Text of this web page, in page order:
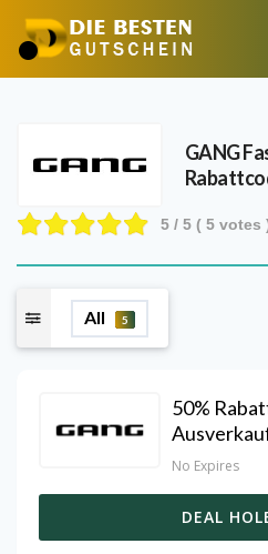
GANG
5 / 5 ( 5 votes
All 5
50%
No Expires
DEAL